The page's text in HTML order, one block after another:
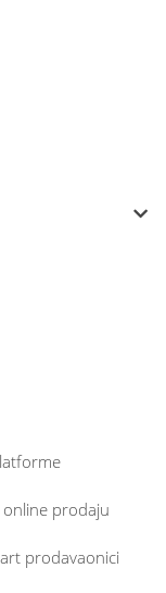
online prodaju
prodavaonici